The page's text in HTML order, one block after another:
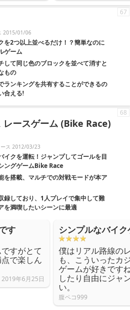
2015/01/06
を2つ以上並べるだけ！？簡単なのに
ゲーム
して同じ色のブロックを並べて消すと
もの
ランキングを共有することができるの
合える!
67
レースゲーム (Bike Race)
ース 2012/03/23
イクを運転！ジャンプしてゴールを目
ングゲームBike Race
を搭載、マルチでの対戦モードが本ア
録しており、1人プレイで集中して難
を満喫したいシーンに最適
68
す
すがとて
で楽しん
2019年6月25日
シンプルなバイク
僕はリアル路線の
も、こういったカ
ゲームが好きです
したり自由にジャ
い。
腹ペコ999